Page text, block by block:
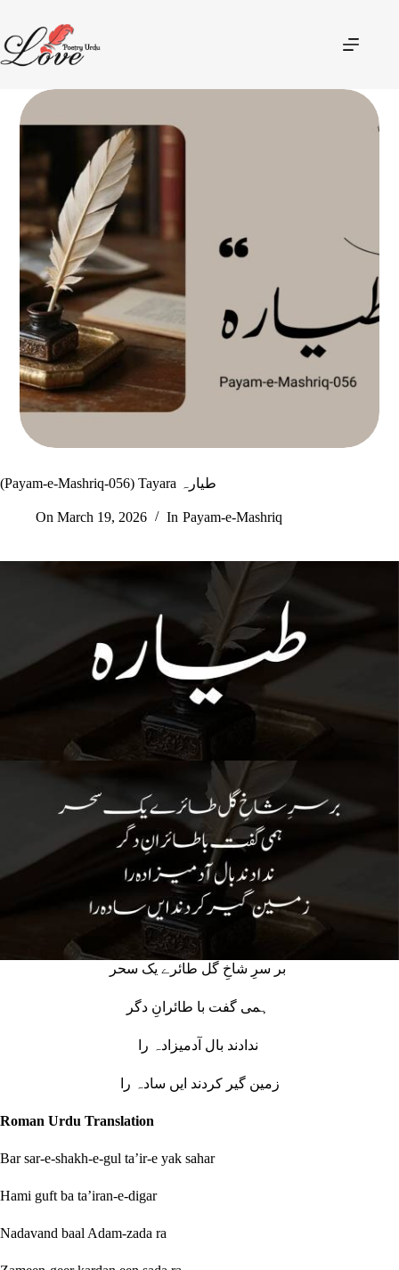
(Payam-e-Mashriq-056) Tayara طیارہ
On March 19, 2026 In Payam-e-Mashriq
زمین گیر کردند ایں سادہ را
Roman Urdu Translation
Bar sar-e-shakh-e-gul ta’ir-e yak sahar
Hami guft ba ta’iran-e-digar
Nadavand baal Adam-zada ra